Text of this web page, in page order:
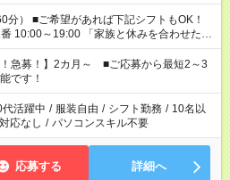
トもOK！
「家族と休みを合わせた
飯の準備がしたい」 「できれば残業はし
教えてくださいね。 ※Wワーク希望
で希望する勤務時間と、もう1つのお仕事
40時間を超える場合は応募できません。
！急募！】2カ月～ ■ご応募から最短2～3
です！
活躍中 / 服装自由 / シフト勤務 / 10名以
応なし / パソコンスキル不要
応募する 詳細へ